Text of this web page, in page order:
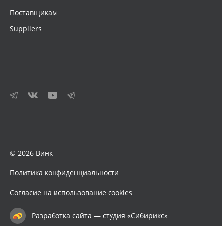
Поставщикам
Suppliers
© 2026 Винк
Политика конфиденциальности
Согласие на использование cookies
Разработка сайта — студия «Сибирикс»